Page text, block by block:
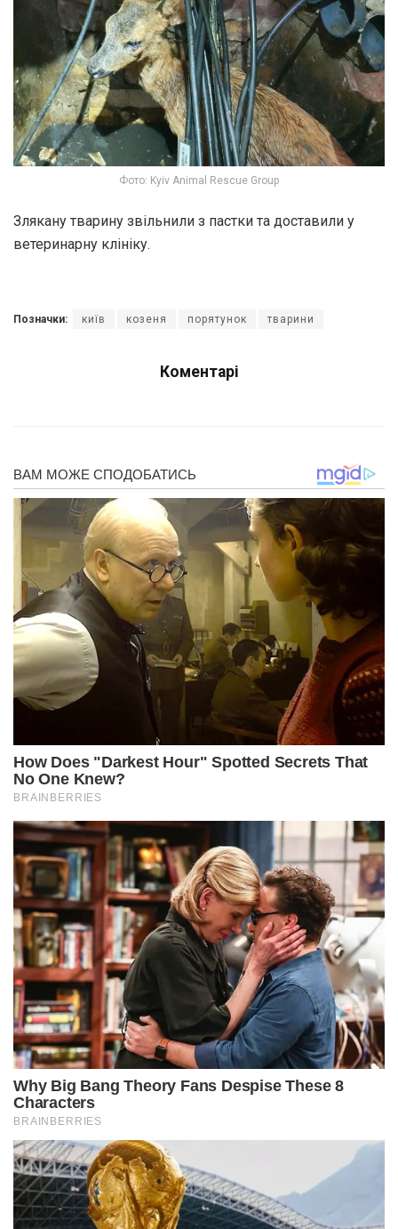
Фото: Kyiv Animal Rescue Group
Злякану тварину звільнили з пастки та доставили у
ветеринарну клініку.
Позначки: київ козеня порятунок тварини
Коментарі